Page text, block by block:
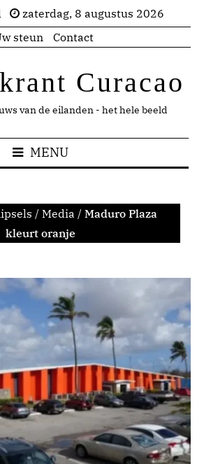
zaterdag, 8 augustus 2026
steun Contact
Curacao
van de eilanden - het hele beeld
MENU
/ Media / Maduro Plaza
kleurt oranje